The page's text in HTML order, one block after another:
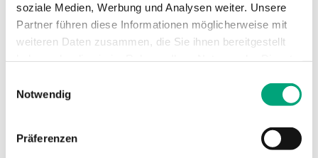
soziale Medien, Werbung und Analysen weiter. Unsere
Partner führen diese Informationen möglicherweise mit
weiteren Daten zusammen, die Sie ihnen bereitgestellt
Notwendig
Präferenzen
Messbereich, Temperatur
-20…10 °C